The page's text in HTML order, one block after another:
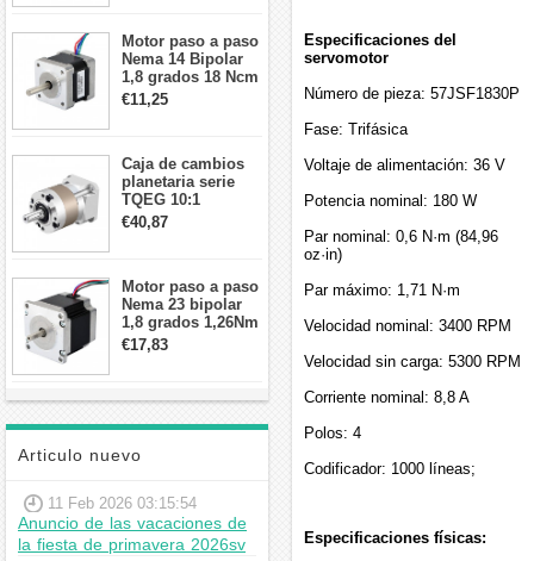
Motor paso a paso
Nema 14 Bipolar
1,8 grados 18 Ncm
0,8 A 5,74 V 35 x
35 x 34 mm 4
€11,25
Caja de cambios
planetaria serie
TQEG 10:1
contragolpe 15
arcmin para motor
€40,87
Motor paso a paso
Nema 23 bipolar
1,8 grados 1,26Nm
2,8A 2,5V
57x57x56mm 4
€17,83
Articulo nuevo
11 Feb 2026 03:15:54
Anuncio de las vacaciones de
la fiesta de primavera 2026sv
Especificaciones del
servomotor
Número de pieza: 57JSF1830P
Fase: Trifásica
Voltaje de alimentación: 36 V
Potencia nominal: 180 W
Par nominal: 0,6 N·m (84,96
oz·in)
Par máximo: 1,71 N·m
Velocidad nominal: 3400 RPM
Velocidad sin carga: 5300 RPM
Corriente nominal: 8,8 A
Polos: 4
Codificador: 1000 líneas;
Especificaciones físicas: